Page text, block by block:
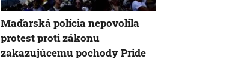
Maďarská polícia nepovolila
protest proti zákonu
zakazujúcemu pochody Pride